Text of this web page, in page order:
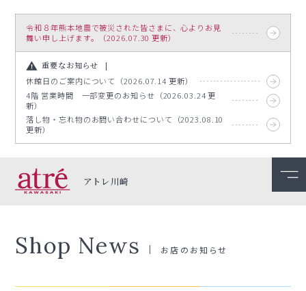
令和８年熊本地震で被災された皆さまに、心よりお見
舞い申し上げます。（2026.07.30 更新）
重要なお知らせ
休館日のご案内について（2026.07.14 更新）
4階 営業時間 一部変更のお知らせ（2026.03.24 更
新）
落し物・忘れ物のお問い合わせについて（2023.08.10
更新）
アトレ川崎
Shop News お店のお知らせ